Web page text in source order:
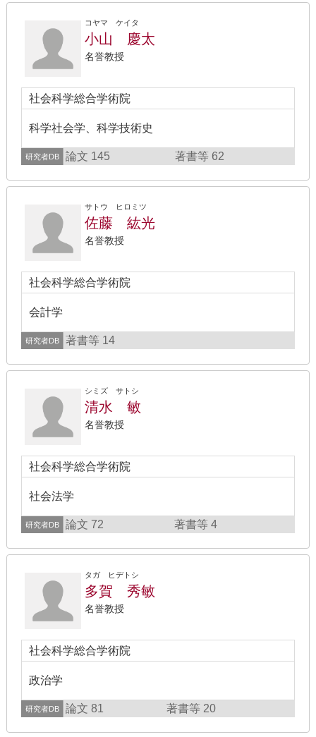
コヤマ ケイタ
小山 慶太
名誉教授
社会科学総合学術院
科学社会学、科学技術史
研究者DB 論文 145 著書等 62
サトウ ヒロミツ
佐藤 紘光
名誉教授
社会科学総合学術院
会計学
研究者DB 著書等 14
シミズ サトシ
清水 敏
名誉教授
社会科学総合学術院
社会法学
研究者DB 論文 72 著書等 4
タガ ヒデトシ
多賀 秀敏
名誉教授
社会科学総合学術院
政治学
研究者DB 論文 81 著書等 20